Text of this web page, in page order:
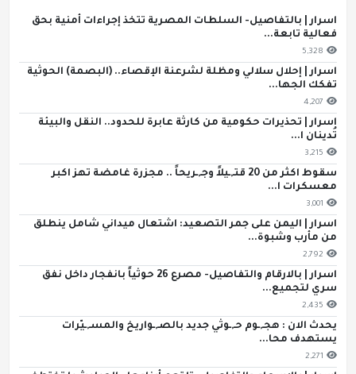
اسرار | بالتفاصيل- السلطات المصرية تتخذ إجراءات أمنية بحق
فعالية تابعة...
5,328
اسرار | إحلال سلالي ومظلة لشرعنة الإقصاء.. (البصمة) الحوثية
تفكك الجها...
4,207
اسرار | تحذيرات حكومية من كارثة عابرة للحدود.. النقل والبيئة
تُدينان ا...
3,215
سقوط اكثر من 20 قتـ,ـيلاً وجـ,ـريحاً .. مجزرة غامضة تهز اكبر
معسكرات ا...
3,001
اسرار | اليمن على جمر التصعيد: اشتعال ميداني شامل ينطلق
من مأرب وشبوة...
2,792
اسرار | بالارقام والتفاصيل- مصرع 26 حوثياً بانفجار داخل نفق
سري لتجميع...
2,435
يحدث الان : هجـ,ـوم حـ,ـوثي جديد بالصـ,ـواريخ والمسـ,ـيّرات
يستهدف محا...
2,271